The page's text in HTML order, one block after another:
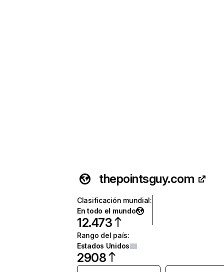
thepointsguy.com
Clasificación mundial:
En todo el mundo
12.473
Rango del país:
Estados Unidos
2908